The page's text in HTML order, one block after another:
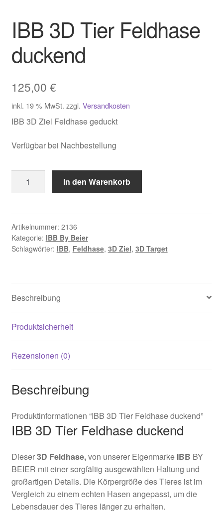
IBB 3D Tier Feldhase
duckend
125,00 €
inkl. 19 % MwSt. zzgl. Versandkosten
IBB 3D Ziel Feldhase geduckt
Verfügbar bei Nachbestellung
duckend
Menge
In den Warenkorb
Artikelnummer: 2136
Kategorie: IBB By Beier
Schlagwörter: IBB, Feldhase, 3D Ziel, 3D Target
Beschreibung
Produktsicherheit
Rezensionen (0)
Beschreibung
Produktinformationen “IBB 3D Tier Feldhase duckend”
IBB 3D Tier Feldhase duckend
Dieser3D Feldhase,von unserer Eigenmarke IBB BY
BEIER mit einer sorgfältig ausgewählten Haltung und
großartigen Details. Die Körpergröße des Tieres ist im
Vergleich zu einem echten Hasen angepasst, um die
Lebensdauer des Tieres länger zu erhalten.